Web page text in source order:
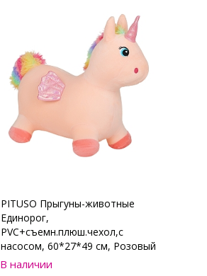
PITUSO Прыгуны-животные
Единорог,
PVC+съемн.плюш.чехол,с
насосом, 60*27*49 см, Розовый
В наличии